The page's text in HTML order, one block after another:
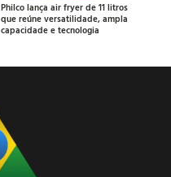
Philco lança air fryer de 11 litros
que reúne versatilidade, ampla
capacidade e tecnologia